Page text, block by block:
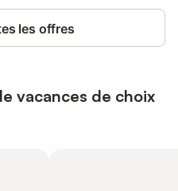
les offres
vacances de choix